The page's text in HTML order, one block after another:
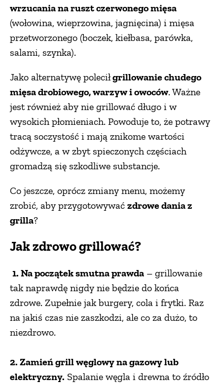
wrzucania na ruszt czerwonego mięsa
(wołowina, wieprzowina, jagnięcina) i mięsa
przetworzonego (boczek, kiełbasa, parówka,
salami, szynka).
Jako alternatywę poleciłgrillowanie chudego
mięsa drobiowego, warzyw i owoców. Ważne
jest również aby nie grillować długo i w
wysokich płomieniach. Powoduje to, że potrawy
tracą soczystość i mają znikome wartości
odżywcze, a w zbyt spieczonych częściach
gromadzą się szkodliwe substancje.
Co jeszcze, oprócz zmiany menu, możemy
zrobić, aby przygotowywać zdrowe dania z
grilla?
Jak zdrowo grillować?
1. Na początek smutna prawda – grillowanie
tak naprawdę nigdy nie będzie do końca
zdrowe. Zupełnie jak burgery, cola i frytki. Raz
na jakiś czas nie zaszkodzi, ale co za dużo, to
niezdrowo.
2. Zamień grill węglowy na gazowy lub
elektryczny. Spalanie węgla i drewna to źródło